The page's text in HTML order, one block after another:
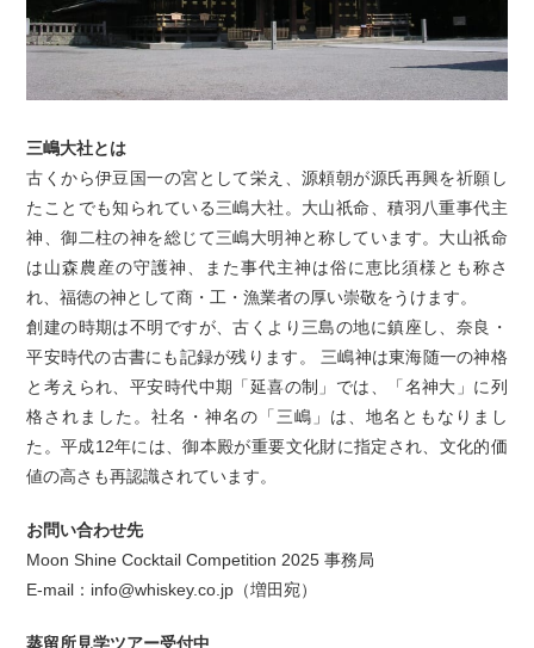
三嶋大社とは
古くから伊豆国一の宮として栄え、源頼朝が源氏再興を祈願し
たことでも知られている三嶋大社。大山祇命、積羽八重事代主
神、御二柱の神を総じて三嶋大明神と称しています。大山祇命
は山森農産の守護神、また事代主神は俗に恵比須様とも称さ
れ、福徳の神として商・工・漁業者の厚い崇敬をうけます。
創建の時期は不明ですが、古くより三島の地に鎮座し、奈良・
平安時代の古書にも記録が残ります。 三嶋神は東海随一の神格
と考えられ、平安時代中期「延喜の制」では、「名神大」に列
格されました。社名・神名の「三嶋」は、地名ともなりまし
た。平成12年には、御本殿が重要文化財に指定され、文化的価
値の高さも再認識されています。
お問い合わせ先
Moon Shine Cocktail Competition 2025 事務局
E-mail：info@whiskey.co.jp（増田宛）
蒸留所見学ツアー受付中